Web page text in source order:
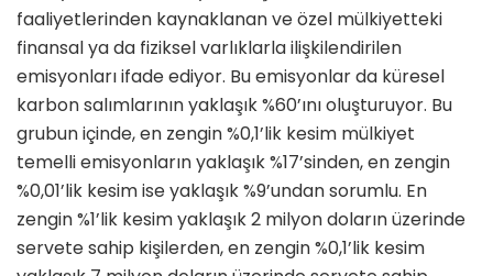
faaliyetlerinden kaynaklanan ve özel mülkiyetteki
finansal ya da fiziksel varlıklarla ilişkilendirilen
emisyonları ifade ediyor. Bu emisyonlar da küresel
karbon salımlarının yaklaşık %60’ını oluşturuyor. Bu
grubun içinde, en zengin %0,1’lik kesim mülkiyet
temelli emisyonların yaklaşık %17’sinden, en zengin
%0,01’lik kesim ise yaklaşık %9’undan sorumlu. En
zengin %1’lik kesim yaklaşık 2 milyon doların üzerinde
servete sahip kişilerden, en zengin %0,1’lik kesim